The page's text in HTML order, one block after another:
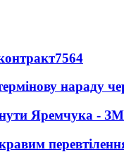
7564
нараду
Яремчука -